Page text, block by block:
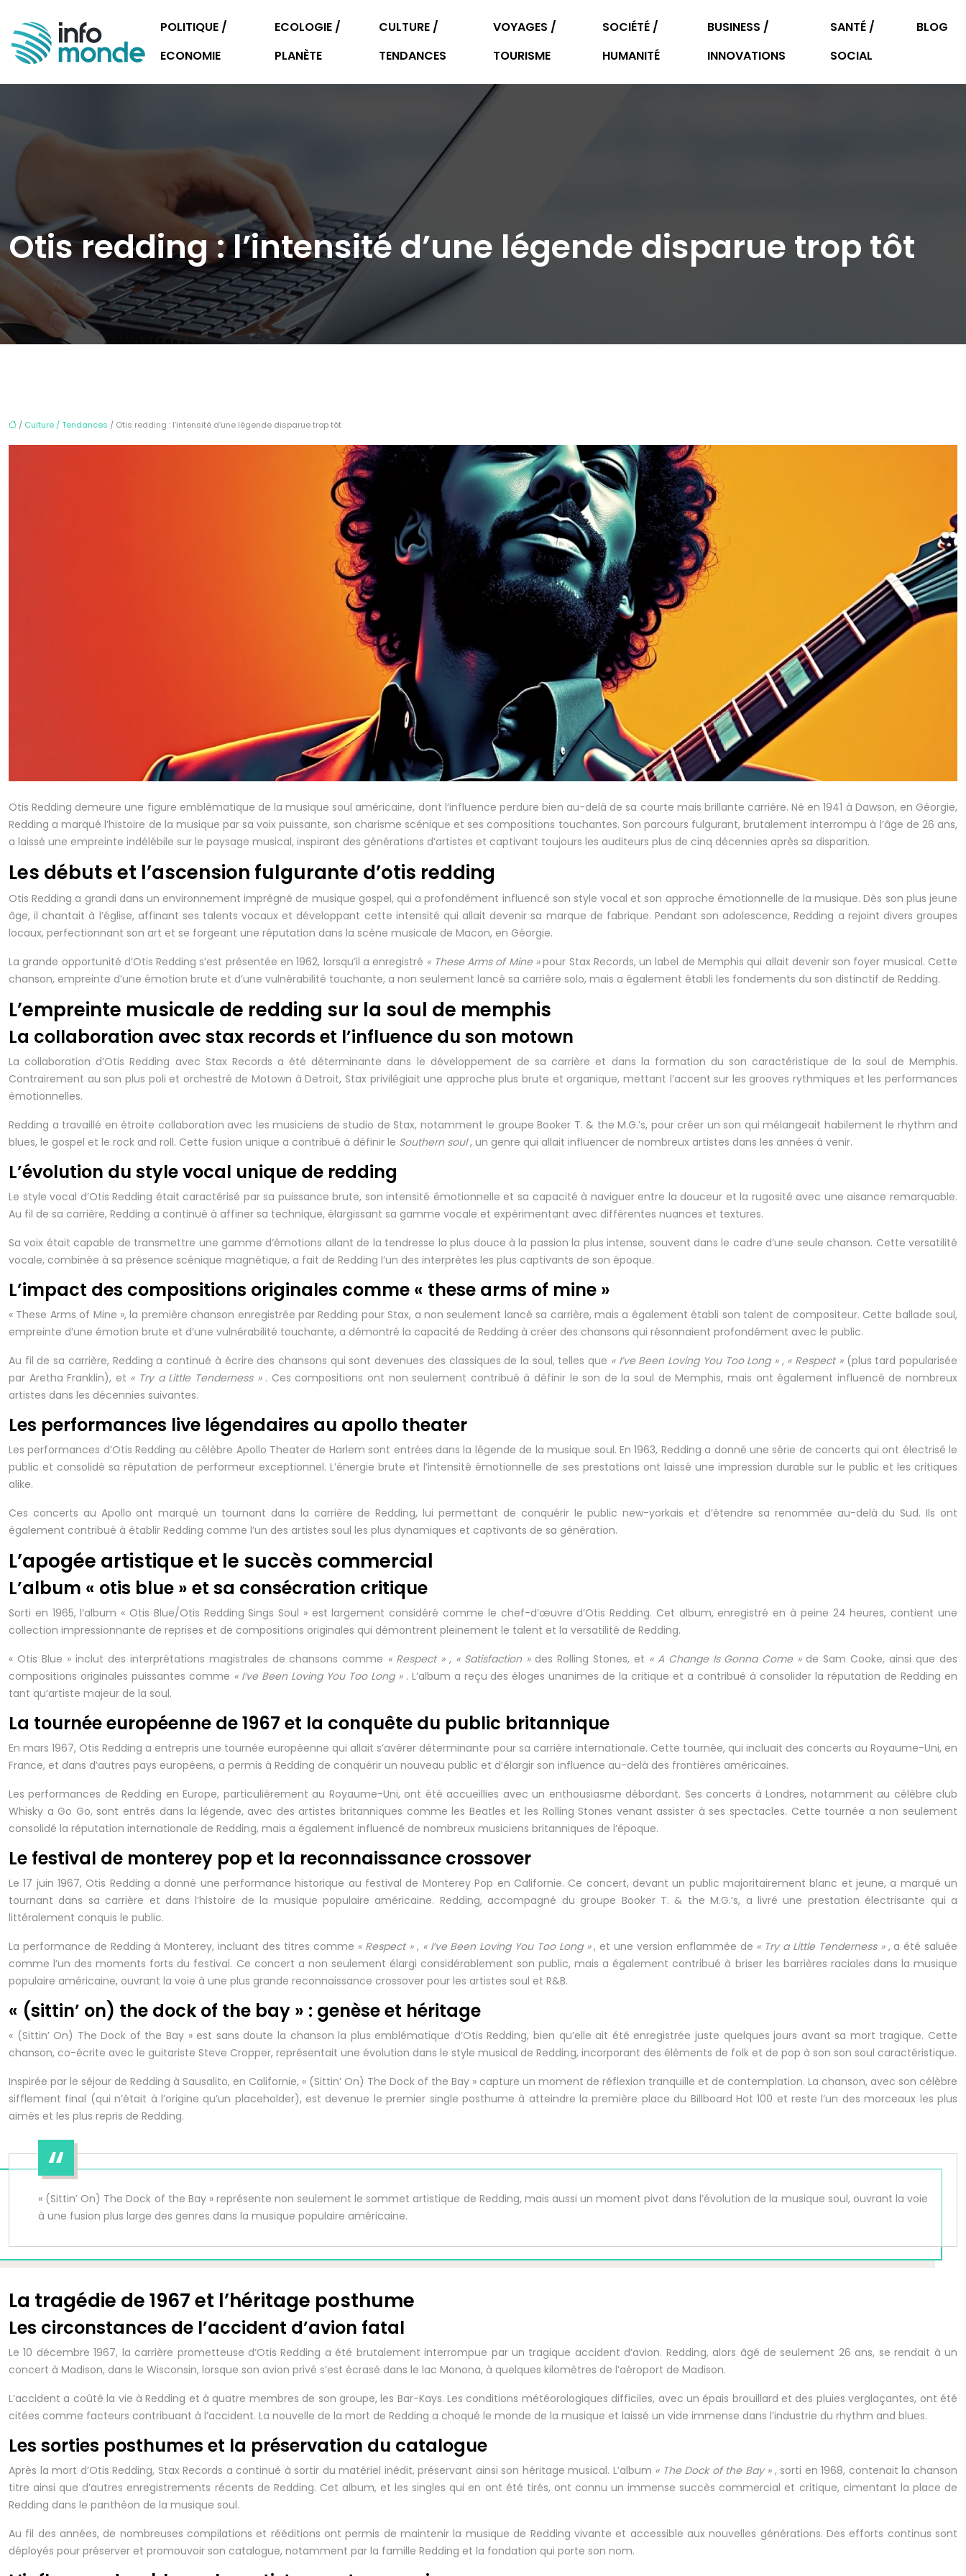
POLITIQUE /
ECONOMIE
ECOLOGIE /
PLANÈTE
CULTURE /
TENDANCES
VOYAGES /
TOURISME
SOCIÉTÉ /
HUMANITÉ
BUSINESS /
INNOVATIONS
SANTÉ /
SOCIAL
BLOG
Otis redding : l’intensité d’une légende disparue trop tôt
/ Culture / Tendances / Otis redding : l’intensité d’une légende disparue trop tôt
Otis Redding demeure une figure emblématique de la musique soul américaine, dont l’influence perdure bien au-delà de sa courte mais brillante carrière. Né en 1941 à Dawson, en Géorgie,
Redding a marqué l’histoire de la musique par sa voix puissante, son charisme scénique et ses compositions touchantes. Son parcours fulgurant, brutalement interrompu à l’âge de 26 ans,
a laissé une empreinte indélébile sur le paysage musical, inspirant des générations d’artistes et captivant toujours les auditeurs plus de cinq décennies après sa disparition.
Les débuts et l’ascension fulgurante d’otis redding
Otis Redding a grandi dans un environnement imprégné de musique gospel, qui a profondément influencé son style vocal et son approche émotionnelle de la musique. Dès son plus jeune
âge, il chantait à l’église, affinant ses talents vocaux et développant cette intensité qui allait devenir sa marque de fabrique. Pendant son adolescence, Redding a rejoint divers groupes
locaux, perfectionnant son art et se forgeant une réputation dans la scène musicale de Macon, en Géorgie.
La grande opportunité d’Otis Redding s’est présentée en 1962, lorsqu’il a enregistré « These Arms of Mine »pour Stax Records, un label de Memphis qui allait devenir son foyer musical. Cette
chanson, empreinte d’une émotion brute et d’une vulnérabilité touchante, a non seulement lancé sa carrière solo, mais a également établi les fondements du son distinctif de Redding.
L’empreinte musicale de redding sur la soul de memphis
La collaboration avec stax records et l’influence du son motown
La collaboration d’Otis Redding avec Stax Records a été déterminante dans le développement de sa carrière et dans la formation du son caractéristique de la soul de Memphis.
Contrairement au son plus poli et orchestré de Motown à Detroit, Stax privilégiait une approche plus brute et organique, mettant l’accent sur les grooves rythmiques et les performances
émotionnelles.
Redding a travaillé en étroite collaboration avec les musiciens de studio de Stax, notamment le groupe Booker T. & the M.G.’s, pour créer un son qui mélangeait habilement le rhythm and
blues, le gospel et le rock and roll. Cette fusion unique a contribué à définir le Southern soul, un genre qui allait influencer de nombreux artistes dans les années à venir.
L’évolution du style vocal unique de redding
Le style vocal d’Otis Redding était caractérisé par sa puissance brute, son intensité émotionnelle et sa capacité à naviguer entre la douceur et la rugosité avec une aisance remarquable.
Au fil de sa carrière, Redding a continué à affiner sa technique, élargissant sa gamme vocale et expérimentant avec différentes nuances et textures.
Sa voix était capable de transmettre une gamme d’émotions allant de la tendresse la plus douce à la passion la plus intense, souvent dans le cadre d’une seule chanson. Cette versatilité
vocale, combinée à sa présence scénique magnétique, a fait de Redding l’un des interprètes les plus captivants de son époque.
L’impact des compositions originales comme « these arms of mine »
« These Arms of Mine », la première chanson enregistrée par Redding pour Stax, a non seulement lancé sa carrière, mais a également établi son talent de compositeur. Cette ballade soul,
empreinte d’une émotion brute et d’une vulnérabilité touchante, a démontré la capacité de Redding à créer des chansons qui résonnaient profondément avec le public.
Au fil de sa carrière, Redding a continué à écrire des chansons qui sont devenues des classiques de la soul, telles que « I’ve Been Loving You Too Long » , « Respect » (plus tard popularisée
par Aretha Franklin), et « Try a Little Tenderness » . Ces compositions ont non seulement contribué à définir le son de la soul de Memphis, mais ont également influencé de nombreux
artistes dans les décennies suivantes.
Les performances live légendaires au apollo theater
Les performances d’Otis Redding au célèbre Apollo Theater de Harlem sont entrées dans la légende de la musique soul. En 1963, Redding a donné une série de concerts qui ont électrisé le
public et consolidé sa réputation de performeur exceptionnel. L’énergie brute et l’intensité émotionnelle de ses prestations ont laissé une impression durable sur le public et les critiques
alike.
Ces concerts au Apollo ont marqué un tournant dans la carrière de Redding, lui permettant de conquérir le public new-yorkais et d’étendre sa renommée au-delà du Sud. Ils ont
également contribué à établir Redding comme l’un des artistes soul les plus dynamiques et captivants de sa génération.
L’apogée artistique et le succès commercial
L’album « otis blue » et sa consécration critique
Sorti en 1965, l’album « Otis Blue/Otis Redding Sings Soul » est largement considéré comme le chef-d’œuvre d’Otis Redding. Cet album, enregistré en à peine 24 heures, contient une
collection impressionnante de reprises et de compositions originales qui démontrent pleinement le talent et la versatilité de Redding.
« Otis Blue » inclut des interprétations magistrales de chansons comme « Respect », « Satisfaction » des Rolling Stones, et « A Change Is Gonna Come » de Sam Cooke, ainsi que des
compositions originales puissantes comme « I’ve Been Loving You Too Long » . L’album a reçu des éloges unanimes de la critique et a contribué à consolider la réputation de Redding en
tant qu’artiste majeur de la soul.
La tournée européenne de 1967 et la conquête du public britannique
En mars 1967, Otis Redding a entrepris une tournée européenne qui allait s’avérer déterminante pour sa carrière internationale. Cette tournée, qui incluait des concerts au Royaume-Uni, en
France, et dans d’autres pays européens, a permis à Redding de conquérir un nouveau public et d’élargir son influence au-delà des frontières américaines.
Les performances de Redding en Europe, particulièrement au Royaume-Uni, ont été accueillies avec un enthousiasme débordant. Ses concerts à Londres, notamment au célèbre club
Whisky a Go Go, sont entrés dans la légende, avec des artistes britanniques comme les Beatles et les Rolling Stones venant assister à ses spectacles. Cette tournée a non seulement
consolidé la réputation internationale de Redding, mais a également influencé de nombreux musiciens britanniques de l’époque.
Le festival de monterey pop et la reconnaissance crossover
Le 17 juin 1967, Otis Redding a donné une performance historique au festival de Monterey Pop en Californie. Ce concert, devant un public majoritairement blanc et jeune, a marqué un
tournant dans sa carrière et dans l’histoire de la musique populaire américaine. Redding, accompagné du groupe Booker T. & the M.G.’s, a livré une prestation électrisante qui a
littéralement conquis le public.
La performance de Redding à Monterey, incluant des titres comme « Respect » , « I’ve Been Loving You Too Long », et une version enflammée de « Try a Little Tenderness » , a été saluée
comme l’un des moments forts du festival. Ce concert a non seulement élargi considérablement son public, mais a également contribué à briser les barrières raciales dans la musique
populaire américaine, ouvrant la voie à une plus grande reconnaissance crossover pour les artistes soul et R&B.
« (sittin’ on) the dock of the bay » : genèse et héritage
« (Sittin’ On) The Dock of the Bay » est sans doute la chanson la plus emblématique d’Otis Redding, bien qu’elle ait été enregistrée juste quelques jours avant sa mort tragique. Cette
chanson, co-écrite avec le guitariste Steve Cropper, représentait une évolution dans le style musical de Redding, incorporant des éléments de folk et de pop à son son soul caractéristique.
Inspirée par le séjour de Redding à Sausalito, en Californie, « (Sittin’ On) The Dock of the Bay » capture un moment de réflexion tranquille et de contemplation. La chanson, avec son célèbre
sifflement final (qui n’était à l’origine qu’un placeholder), est devenue le premier single posthume à atteindre la première place du Billboard Hot 100 et reste l’un des morceaux les plus
aimés et les plus repris de Redding.
« (Sittin’ On) The Dock of the Bay » représente non seulement le sommet artistique de Redding, mais aussi un moment pivot dans l’évolution de la musique soul, ouvrant la voie
à une fusion plus large des genres dans la musique populaire américaine.
La tragédie de 1967 et l’héritage posthume
Les circonstances de l’accident d’avion fatal
Le 10 décembre 1967, la carrière prometteuse d’Otis Redding a été brutalement interrompue par un tragique accident d’avion. Redding, alors âgé de seulement 26 ans, se rendait à un
concert à Madison, dans le Wisconsin, lorsque son avion privé s’est écrasé dans le lac Monona, à quelques kilomètres de l’aéroport de Madison.
L’accident a coûté la vie à Redding et à quatre membres de son groupe, les Bar-Kays. Les conditions météorologiques difficiles, avec un épais brouillard et des pluies verglaçantes, ont été
citées comme facteurs contribuant à l’accident. La nouvelle de la mort de Redding a choqué le monde de la musique et laissé un vide immense dans l’industrie du rhythm and blues.
Les sorties posthumes et la préservation du catalogue
Après la mort d’Otis Redding, Stax Records a continué à sortir du matériel inédit, préservant ainsi son héritage musical. L’album « The Dock of the Bay » , sorti en 1968, contenait la chanson
titre ainsi que d’autres enregistrements récents de Redding. Cet album, et les singles qui en ont été tirés, ont connu un immense succès commercial et critique, cimentant la place de
Redding dans le panthéon de la musique soul.
Au fil des années, de nombreuses compilations et rééditions ont permis de maintenir la musique de Redding vivante et accessible aux nouvelles générations. Des efforts continus sont
déployés pour préserver et promouvoir son catalogue, notamment par la famille Redding et la fondation qui porte son nom.